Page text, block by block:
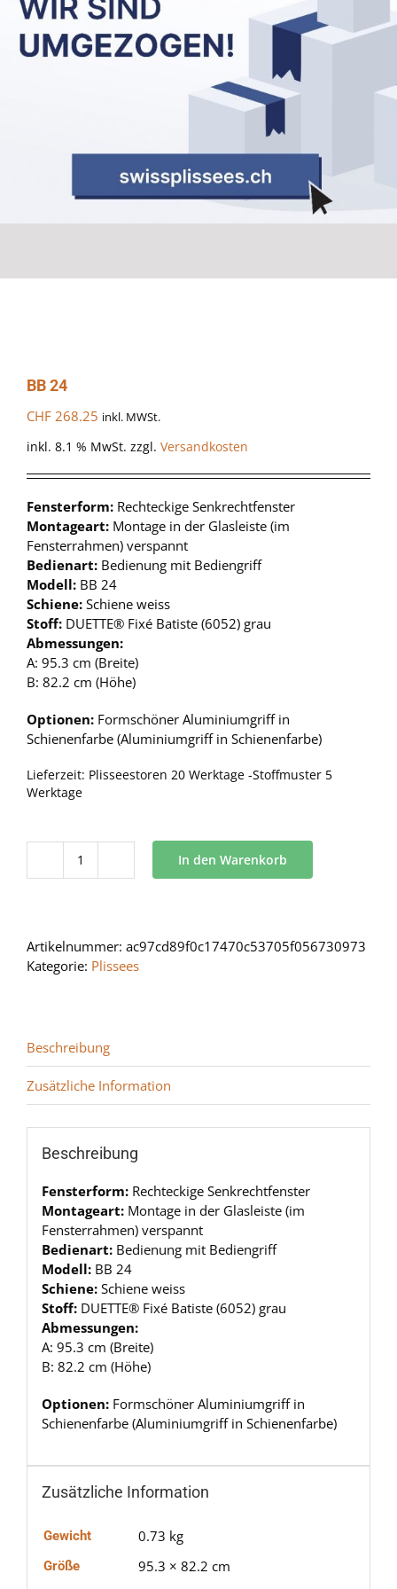
BB 24
CHF 268.25 inkl. MWSt.
inkl. 8.1 % MwSt. zzgl. Versandkosten
Fensterform: Rechteckige Senkrechtfenster
Montageart: Montage in der Glasleiste (im
Fensterrahmen) verspannt
Bedienart: Bedienung mit Bediengriff
Modell: BB 24
Schiene: Schiene weiss
Stoff: DUETTE® Fixé Batiste (6052) grau
Abmessungen:
A: 95.3 cm (Breite)
B: 82.2 cm (Höhe)
Optionen: Formschöner Aluminiumgriff in
Schienenfarbe (Aluminiumgriff in Schienenfarbe)
Lieferzeit: Plisseestoren 20 Werktage -Stoffmuster 5
Werktage
BB
In den Warenkorb
Artikelnummer: ac97cd89f0c17470c53705f056730973
Kategorie: Plissees
Beschreibung
Zusätzliche Information
Beschreibung
Fensterform: Rechteckige Senkrechtfenster
Montageart: Montage in der Glasleiste (im
Fensterrahmen) verspannt
Bedienart: Bedienung mit Bediengriff
Modell: BB 24
Schiene: Schiene weiss
Stoff: DUETTE® Fixé Batiste (6052) grau
Abmessungen:
A: 95.3 cm (Breite)
B: 82.2 cm (Höhe)
Optionen: Formschöner Aluminiumgriff in
Schienenfarbe (Aluminiumgriff in Schienenfarbe)
Zusätzliche Information
Gewicht 0.73 kg
Größe 95.3 × 82.2 cm